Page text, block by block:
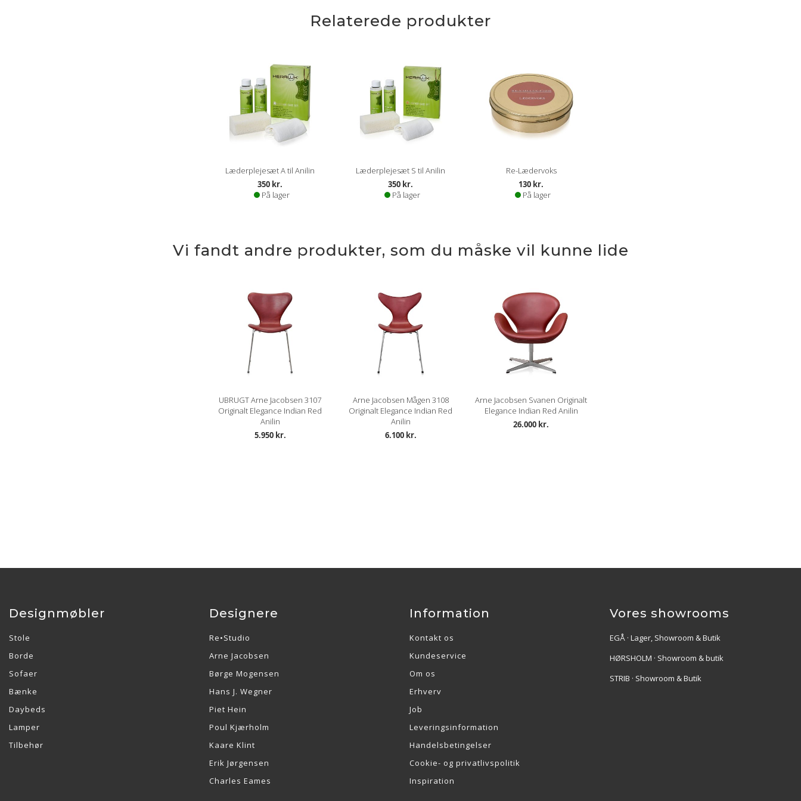
Relaterede produkter
Læderplejesæt A til Anilin
350 kr.
På lager
Læderplejesæt S til Anilin
350 kr.
På lager
Re-Lædervoks
130 kr.
På lager
Vi fandt andre produkter, som du måske vil kunne lide
UBRUGT Arne Jacobsen 3107
Originalt Elegance Indian Red
Anilin
5.950 kr.
Arne Jacobsen Mågen 3108
Originalt Elegance Indian Red
Anilin
6.100 kr.
Arne Jacobsen Svanen Originalt
Elegance Indian Red Anilin
26.000 kr.
Designmøbler
Stole
Borde
Sofaer
Bænke
Daybeds
Lamper
Tilbehør
Designere
Re•Studio
Arne Jacobsen
Børge Mogensen
Hans J. Wegner
Piet Hein
Poul Kjærholm
Kaare Klint
Erik Jørgensen
Charles Eames
Information
Kontakt os
Kundeservice
Om os
Erhverv
Job
Leveringsinformation
Handelsbetingelser
Cookie- og privatlivspolitik
Inspiration
Vores showrooms
EGÅ · Lager, Showroom & Butik
HØRSHOLM · Showroom & butik
STRIB · Showroom & Butik